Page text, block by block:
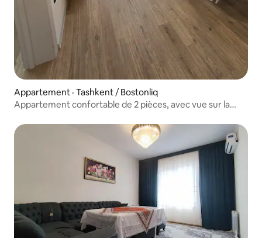
Appartement · Tashkent / Bostonliq
Appartement confortable de 2 pièces, avec vue sur la